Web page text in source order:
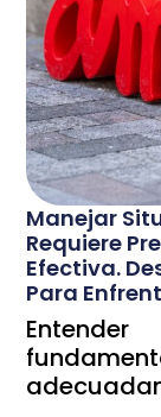
Manejar
Requiere
Efectiva.
Para